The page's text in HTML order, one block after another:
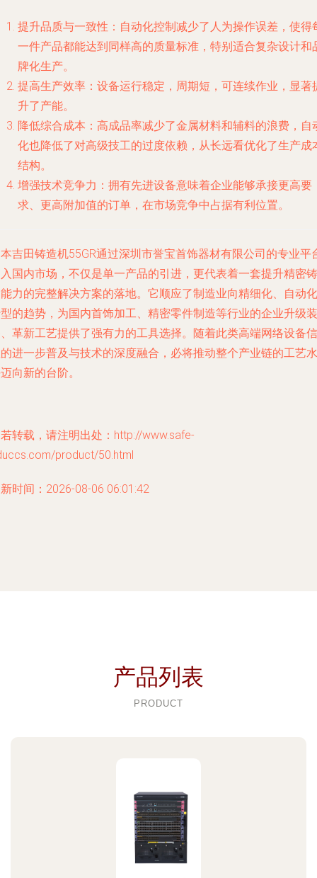
提升品质与一致性 ：自动化控制减少了人为操作误差，使得
一件产品都能达到同样高的质量标准，特别适合复杂设计和
牌化生产。
提高生产效率 ：设备运行稳定，周期短，可连续作业，显著
升了产能。
降低综合成本 ：高成品率减少了金属材料和辅料的浪费，自
化也降低了对高级技工的过度依赖，从长远看优化了生产成
结构。
增强技术竞争力 ：拥有先进设备意味着企业能够承接更高要
求、更高附加值的订单，在市场竞争中占据有利位置。
吉田铸造机55GR通过深圳市誉宝首饰器材有限公司的专业平
国内市场，不仅是单一产品的引进，更代表着一套提升精密铸
力的完整解决方案的落地。它顺应了制造业向精细化、自动化
的趋势，为国内首饰加工、精密零件制造等行业的企业升级装
革新工艺提供了强有力的工具选择。随着此类高端网络设备信
进一步普及与技术的深度融合，必将推动整个产业链的工艺水
向新的台阶。
转载，请注明出处：http://www.safe-
product/50.html
时间：2026-08-06 06:01:42
产品列表
PRODUCT